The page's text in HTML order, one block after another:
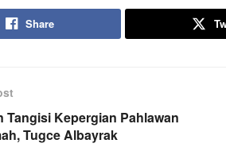
Share
Tangisi Kepergian Pahlawan
Tugce Albayrak